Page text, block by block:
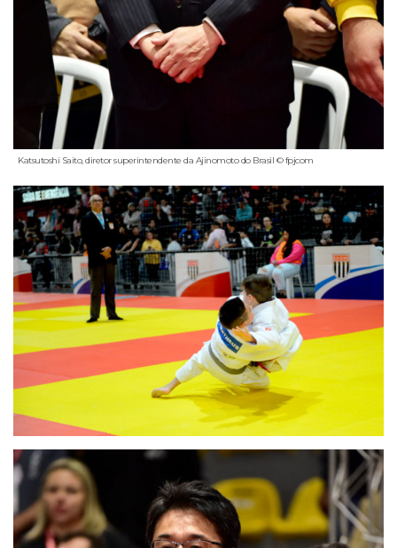
Katsutoshi Saito, diretor superintendente da Ajinomoto do Brasil © fpjcom